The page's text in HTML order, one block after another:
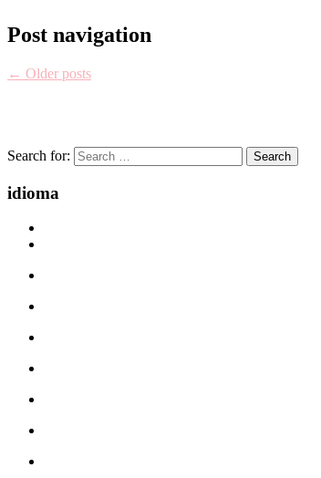
Post navigation
← Older posts
Search for:
idioma